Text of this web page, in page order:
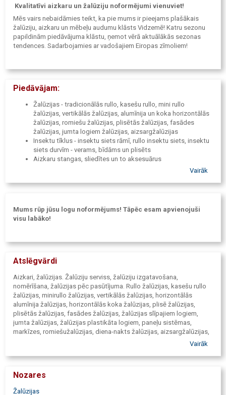
Kvalitatīvi aizkaru un žalūziju noformējumi vienuviet!
Mēs vairs nebaidāmies teikt, ka pie mums ir pieejams plašākais
žalūziju, aizkaru un mēbeļu audumu klāsts Vidzemē! Katru sezonu
papildinām piedāvājuma klāstu, ņemot vērā aktuālākās sezonas
tendences. Sadarbojamies ar vadošajiem Eiropas zīmoliem!
Piedāvājam:
Žalūzijas - tradicionālās rullo, kasešu rullo, mini rullo
žalūzijas, vertikālās žalūzijas, alumīnija un koka horizontālās
žalūzijas, romiešu žalūzijas, plisētās žalūzijas, fasādes
žalūzijas, jumta logiem žalūzijas, aizsargžalūzijas
Insektu tīklus - insektu siets rāmī, rullo insektu siets, insektu
siets durvīm - verams, bīdāms un plisēts
Aizkaru stangas, sliedītes un to aksesuārus
Aizkaru audumus - dekoratīvus, funkcionālus un no otrreiz
Mēbeļu audumus - dekoratīvus un funkcionālus - mitrumu
pasūtījuma
Automatizācijas un motorizācijas risinājumus žalūzijām un
Tapetes - sadarbojamies ar uzņēmumu Eijffinger, pasaules
Mērīšanu, dizaina konsultāciju, izgatavošanu, uzstādīšanu,
tehnisko apkopi un šūšanu
Vairāk
Mums rūp jūsu logu noformējums! Tāpēc esam apvienojuši
visu labāko!
Atslēgvārdi
Aizkari, žalūzijas. Žalūziju serviss, žalūziju izgatavošana,
nomērīšana, žalūzijas pēc pasūtījuma. Rullo žalūzijas, kasešu rullo
žalūzijas, minirullo žalūzijas, vertikālās žalūzijas, horizontālās
alumīnija žalūzijas, horizontālās koka žalūzijas, plisē žalūzijas,
plisētās žalūzijas, fasādes žalūzijas, žalūzijas slīpajiem logiem,
jumta žalūzijas, žalūzijas plastikāta logiem, paneļu sistēmas,
markīzes, romiešužalūzijas, diena-nakts žalūzijas, aizsargžalūzijas,
moskītu siets, insektu tīkls, insektu kasetes, insektu plisē, insektu
tirdzniecība, aizkaru audums, aizkaru stangas, aizkaru sliedes,
aizkaru šūšana, aizkaru uzstādīšana, aizkaru aksesuāri, šūšana,
Vairāk
Nozares
Žalūzijas